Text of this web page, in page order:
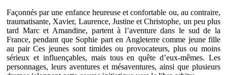
Façonnés par une enfance heureuse et confortable ou, au contraire,
traumatisante, Xavier, Laurence, Justine et Christophe, un peu plus
tard Marc et Amandine, partent à l’aventure dans le sud de la
France, pendant que Sophie part en Angleterre comme jeune fille
au pair Ces jeunes sont timides ou provocateurs, plus ou moins
sérieux et influençables, mais tous en quête d’eux-mêmes. Les
personnages, leurs aventures et mésaventures, ainsi que plusieurs